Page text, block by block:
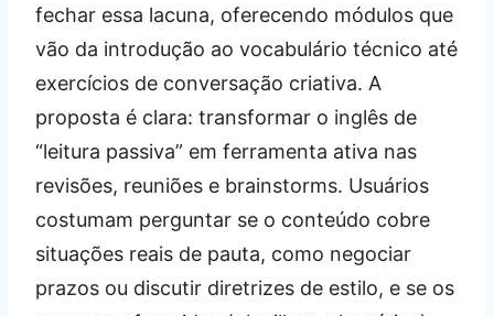
fechar essa lacuna, oferecendo módulos que
vão da introdução ao vocabulário técnico até
exercícios de conversação criativa. A
proposta é clara: transformar o inglês de
“leitura passiva” em ferramenta ativa nas
revisões, reuniões e brainstorms. Usuários
costumam perguntar se o conteúdo cobre
situações reais de pauta, como negociar
prazos ou discutir diretrizes de estilo, e se os